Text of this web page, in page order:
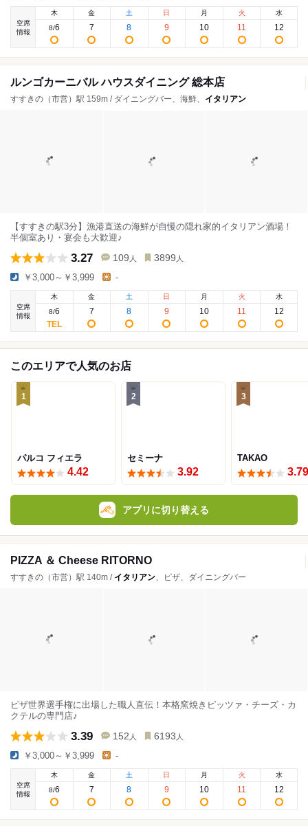
空席
情報
木
8/6
金
7
土
8
日
9
月
10
火
11
水
12
ルンゴカーニバル ハウスダイニング 総本店
すすきの（市営）駅 159m / ダイニングバー、海鮮、 イタリアン
【すすきの駅3分】漁港直送の海鮮が自慢の隠れ家的イタリアン酒場！
半個室あり・宴会も大歓迎♪
3.27 109 人 3899 人
￥3,000～￥3,999 -
空席
情報
木
8/6
金
7
土
8
日
9
月
10
火
11
水
12
このエリアで人気のお店
1
パルコ フィエラ
4.42
2
セミーナ
3.92
3
TAKAO
3.79
アプリに切り替える
PIZZA ＆ Cheese RITORNO
すすきの（市営）駅 140m / イタリアン、ピザ、ダイニングバー
ピザ世界選手権に出場した職人直伝！本格窯焼きピッツァ・チーズ・カ
クテルの専門店♪
3.39 152 人 6193 人
￥3,000～￥3,999 -
空席
情報
木
8/6
金
7
土
8
日
9
月
10
火
11
水
12